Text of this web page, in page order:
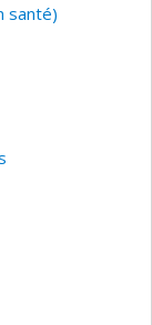
santé)